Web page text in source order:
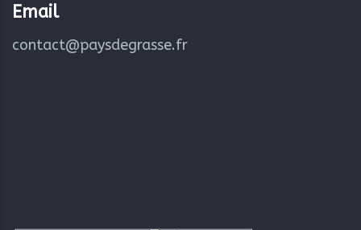
Email
contact@paysdegrasse.fr